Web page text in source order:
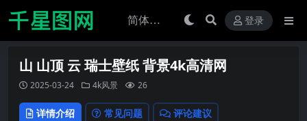
登录
山 山顶 云 瑞士壁纸 背景4k高清网
2025-03-24 4k风景 26
详情介绍 常见问题 评论建议